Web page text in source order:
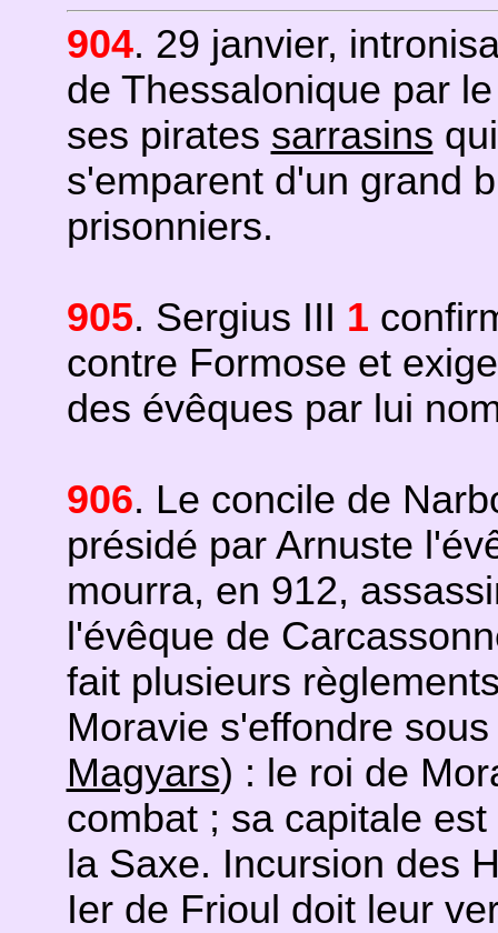
904. 29 janvier,
de Thessalonique par
ses pirates sarrasins
s'emparent d'un grand
prisonniers.
905. Sergius III 1
contre Formose et
des évêques par lui
906. Le concile de
présidé par Arnuste
mourra, en 912,
l'évêque de
fait plusieurs
Moravie s'effondre
Magyars) : le roi de
combat ; sa capitale
la Saxe. Incursion des
Ier de Frioul doit leur